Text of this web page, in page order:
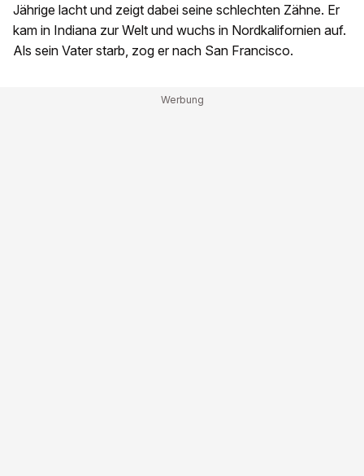
Jährige lacht und zeigt dabei seine schlechten Zähne. Er
kam in Indiana zur Welt und wuchs in Nordkalifornien auf.
Als sein Vater starb, zog er nach San Francisco.